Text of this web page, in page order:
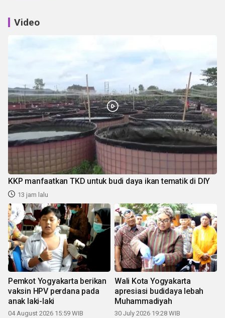
Video
KKP manfaatkan TKD untuk budi daya ikan tematik di DIY
13 jam lalu
Pemkot Yogyakarta berikan
vaksin HPV perdana pada
anak laki-laki
04 August 2026 15:59 WIB
Wali Kota Yogyakarta
apresiasi budidaya lebah
Muhammadiyah
30 July 2026 19:28 WIB